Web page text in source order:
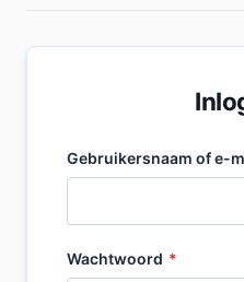
Gebruikersnaam of e-
Wachtwoord *